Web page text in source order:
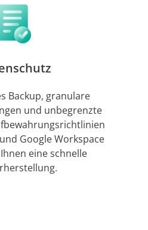
Backup, granulare
und unbegrenzte
Google Workspace
eine schnelle